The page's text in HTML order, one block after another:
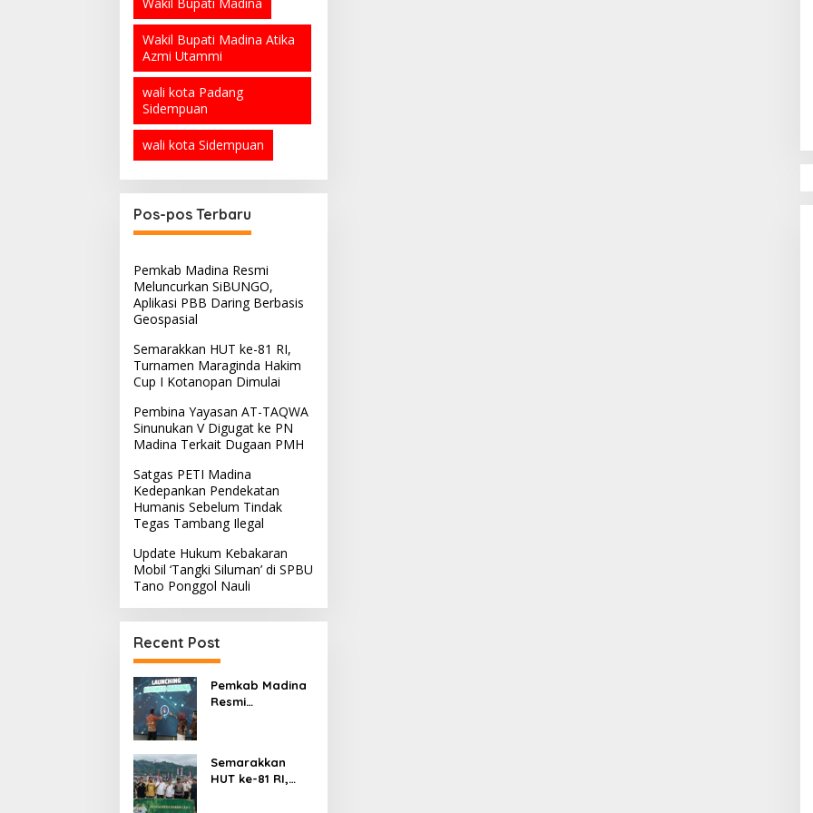
Wakil Bupati Madina Atika
Azmi Utammi
wali kota Padang
Sidempuan
wali kota Sidempuan
Pos-pos Terbaru
Pemkab Madina Resmi
Meluncurkan SiBUNGO,
Aplikasi PBB Daring Berbasis
Geospasial
Semarakkan HUT ke-81 RI,
Turnamen Maraginda Hakim
Cup I Kotanopan Dimulai
Pembina Yayasan AT-TAQWA
Sinunukan V Digugat ke PN
Madina Terkait Dugaan PMH
Satgas PETI Madina
Kedepankan Pendekatan
Humanis Sebelum Tindak
Tegas Tambang Ilegal
Update Hukum Kebakaran
Mobil ‘Tangki Siluman’ di SPBU
Tano Ponggol Nauli
Recent Post
Pemkab Madina
Resmi
Daring Berbasis
Geospasial
Semarakkan
HUT ke-81 RI,